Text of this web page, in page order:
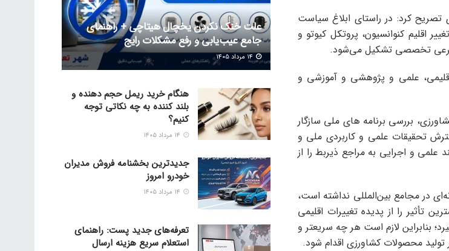
تصریح کرد: در راستای ابلاغ سیاست
اقلیم کنوانسیون، پروتکل کیوتو و
فرعی تخصصی تشکیل می‌شود.
علمی و پژوهشی و آموزشی و
بررسی برنامه های ملی سازگار
تحقیقات علمی و کاربردی ملی و
و اجرایی به مراجع ذیربط را از
در مجامع بین‌المللی نداشته است،
تأثیر را از پدیده تغییرات اقلیمی
بنابراین لازم است هر چه سریعتر و
محصولات کشاورزی اقدام شود.
علت خنک نکردن یخچال هیتاچی + راهنمای
جامع عیب‌یابی و رفع مشکلات رایج
هنگام خرید ریمل حجم دهنده و
بلند کننده به چه نکاتی توجه
کنیم؟
جدیدترین بخشنامه فروش مدیران
خودرو امروز
تعرفه‌های جدید پست: راهنمای
استعلام سریع هزینه ارسال